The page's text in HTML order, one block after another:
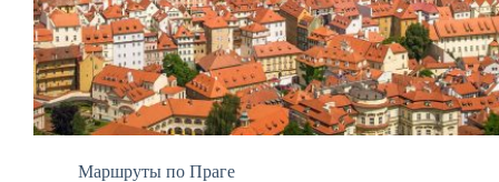
Маршруты по Праге